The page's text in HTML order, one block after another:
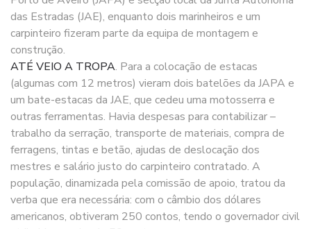
das Estradas (JAE), enquanto dois marinheiros e um
carpinteiro fizeram parte da equipa de montagem e
construção.
ATÉ VEIO A TROPA. Para a colocação de estacas
(algumas com 12 metros) vieram dois batelões da JAPA e
um bate-estacas da JAE, que cedeu uma motosserra e
outras ferramentas. Havia despesas para contabilizar –
trabalho da serração, transporte de materiais, compra de
ferragens, tintas e betão, ajudas de deslocação dos
mestres e salário justo do carpinteiro contratado. A
população, dinamizada pela comissão de apoio, tratou da
verba que era necessária: com o câmbio dos dólares
americanos, obtiveram 250 contos, tendo o governador civil